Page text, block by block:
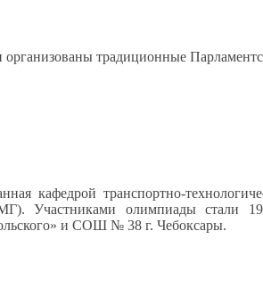
организованы традиционные
кафедрой транспортно-
Участниками олимпиады стали
и СОШ № 38 г. Чебоксары.